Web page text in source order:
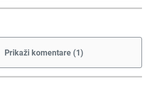
Prikaži komentare (1)